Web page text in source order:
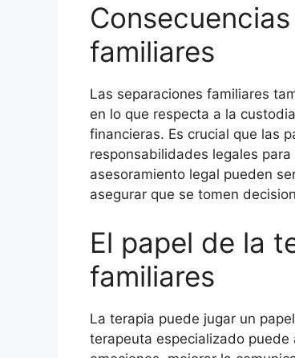
familiares
Las separaciones familiares
en lo que respecta a la
financieras. Es crucial que las
responsabilidades legales
asesoramiento legal pueden
asegurar que se tomen
El papel de la
familiares
La terapia puede jugar un
terapeuta especializado